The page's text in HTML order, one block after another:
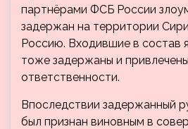
партнёрами ФСБ России
задержан на территории
Россию. Входившие в состав
тоже задержаны и
ответственности.
Впоследствии задержанный
был признан виновным в